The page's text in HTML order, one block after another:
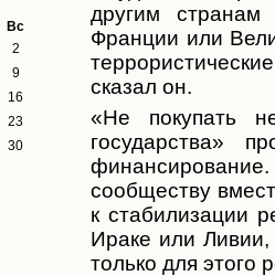
Вс
2
9
16
23
30
другим
Франции или
сказал он.
«Не покупать
государства»
финансирование.
сообществу
к стабилизации
Ираке или
только для этого